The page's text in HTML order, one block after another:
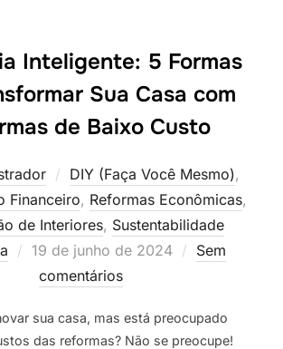
Inteligente: 5 Formas
Sua Casa com
de Baixo Custo
DIY (Faça Você Mesmo),
Financeiro, Reformas Econômicas,
de Interiores, Sustentabilidade
Postado
em
19 de junho de 2024
Sem
comentários
sua casa, mas está preocupado
das reformas? Não se preocupe!